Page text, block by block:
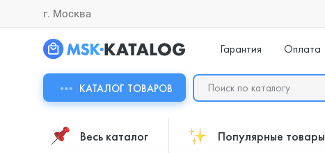
г. Москва
Гарантия Оплата
КАТАЛОГ ТОВАРОВ
Весь каталог Популярные товары